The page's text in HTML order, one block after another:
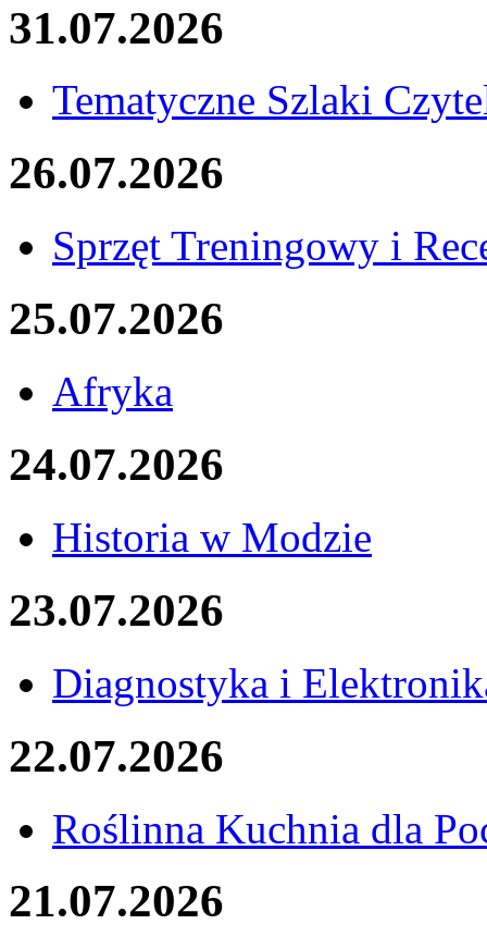
31.07.2026
Tematyczne Szlaki
26.07.2026
Sprzęt Treningowy i
25.07.2026
Afryka
24.07.2026
Historia w Modzie
23.07.2026
Diagnostyka i
22.07.2026
Roślinna Kuchnia dla
21.07.2026